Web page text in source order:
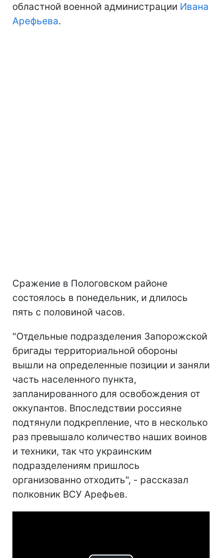
областной военной администрации Ивана
Арефьева.
Сражение в Пологовском районе
состоялось в понедельник, и длилось
пять с половиной часов.
"Отдельные подразделения Запорожской
бригады территориальной обороны
вышли на определенные позиции и заняли
часть населенного пункта,
запланированного для освобождения от
оккупантов. Впоследствии россияне
подтянули подкрепление, что в несколько
раз превышало количество наших воинов
и техники, так что украинским
подразделениям пришлось
организованно отходить", - рассказал
полковник ВСУ Арефьев.